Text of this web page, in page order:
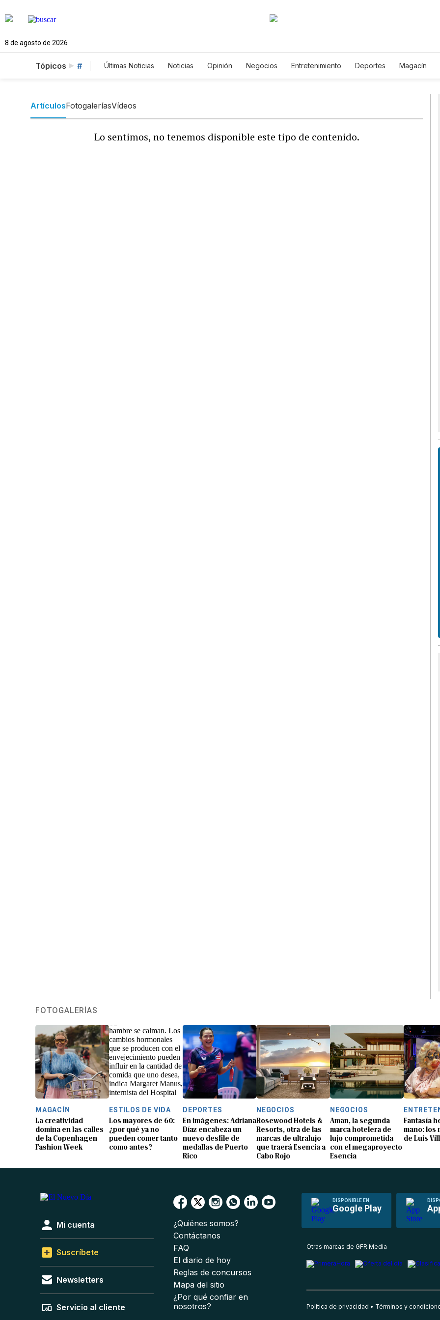
8 de agosto de 2026
Tópicos # Últimas Noticias Noticias Opinión Negocios Entretenimiento Deportes Magacín
ArtículosFotogaleríasVídeos
Lo sentimos, no tenemos disponible este tipo de contenido.
FOTOGALERÍAS
MAGACÍN
La creatividad
domina en las calles
de la Copenhagen
Fashion Week
ESTILOS DE VIDA
Los mayores de 60:
¿por qué ya no
pueden comer tanto
como antes?
DEPORTES
En imágenes: Adriana
Díaz encabeza un
nuevo desfile de
medallas de Puerto
Rico
NEGOCIOS
Rosewood Hotels &
Resorts, otra de las
marcas de ultralujo
que traerá Esencia a
Cabo Rojo
NEGOCIOS
Aman, la segunda
marca hotelera de
lujo comprometida
con el megaproyecto
Esencia
Fantasía
mano: los
de Luis
DISPONIBLE EN
Google Play
Mi cuenta
Suscríbete
Newsletters
Servicio al cliente
¿Quiénes somos?
Contáctanos
FAQ
El diario de hoy
Reglas de concursos
Mapa del sitio
¿Por qué confiar en
nosotros?
Otras marcas de GFR Media
Política de privacidad Términos y